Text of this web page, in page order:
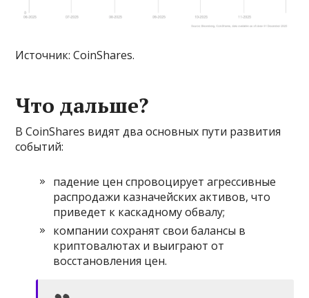
Источник: CoinShares.
Что дальше?
В CoinShares видят два основных пути развития
событий:
падение цен спровоцирует агрессивные
распродажи казначейских активов, что
приведет к каскадному обвалу;
компании сохранят свои балансы в
криптовалютах и выиграют от
восстановления цен.